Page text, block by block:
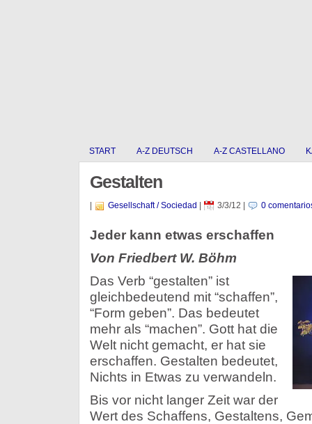
START A-Z DEUTSCH A-Z CASTELLANO
Gestalten
Gesellschaft / Sociedad 3/3/12 0
Jeder kann etwas erschaffen
Von Friedbert W. Böhm
Das Verb “gestalten” ist
gleichbedeutend mit “schaffen”,
“Form geben”. Das bedeutet
mehr als “machen”. Gott hat die
Welt nicht gemacht, er hat sie
erschaffen. Gestalten bedeutet,
Nichts in Etwas zu verwandeln.
Bis vor nicht langer Zeit war der
Wert des Schaffens, Gestaltens,